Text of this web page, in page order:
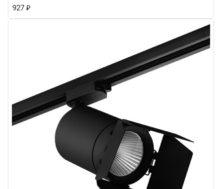
927 ₽